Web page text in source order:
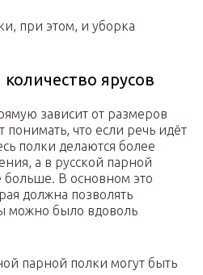
при этом, и уборка
ярусов
зависит от размеров
понимать, что если речь идёт
полки делаются более
а в русской парной
В основном это
должна позволять
можно было вдоволь
парной полки могут быть